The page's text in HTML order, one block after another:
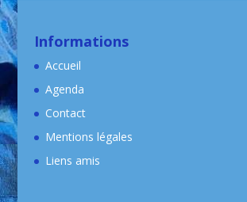
Informations
Accueil
Agenda
Contact
Mentions légales
Liens amis